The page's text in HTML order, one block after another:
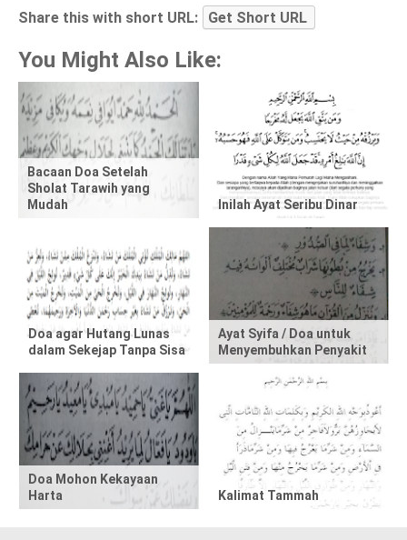
h
r
e
t
h
s
p
o
s
,
p
Share this with short URL: Get Short URL
You Might Also Like:
Bacaan Doa Setelah
Sholat Tarawih yang
Mudah
Inilah Ayat Seribu Dinar
Doa agar Hutang Lunas
dalam Sekejap Tanpa Sisa
Ayat Syifa / Doa untuk
Menyembuhkan Penyakit
Doa Mohon Kekayaan
Harta
Kalimat Tammah